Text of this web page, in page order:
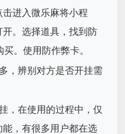
进入微乐麻将小程
。选择道具，找到防
。使用防作弊卡。
，辨别对方是否开挂需
，在使用的过程中，仅
，有很多用户都在选